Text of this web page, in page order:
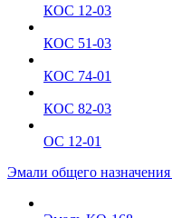
КОС 12-03
КОС 51-03
КОС 74-01
КОС 82-03
ОС 12-01
Эмали общего назначения